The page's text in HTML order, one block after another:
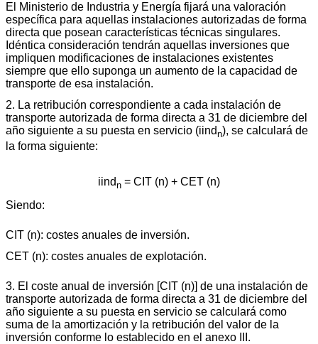
El Ministerio de Industria y Energía fijará una valoración
específica para aquellas instalaciones autorizadas de forma
directa que posean características técnicas singulares.
Idéntica consideración tendrán aquellas inversiones que
impliquen modificaciones de instalaciones existentes
siempre que ello suponga un aumento de la capacidad de
transporte de esa instalación.
2. La retribución correspondiente a cada instalación de
transporte autorizada de forma directa a 31 de diciembre del
año siguiente a su puesta en servicio (iindn), se calculará de
la forma siguiente:
iindn = CIT (n) + CET (n)
Siendo:
CIT (n): costes anuales de inversión.
CET (n): costes anuales de explotación.
3. El coste anual de inversión [CIT (n)] de una instalación de
transporte autorizada de forma directa a 31 de diciembre del
año siguiente a su puesta en servicio se calculará como
suma de la amortización y la retribución del valor de la
inversión conforme lo establecido en el anexo III.